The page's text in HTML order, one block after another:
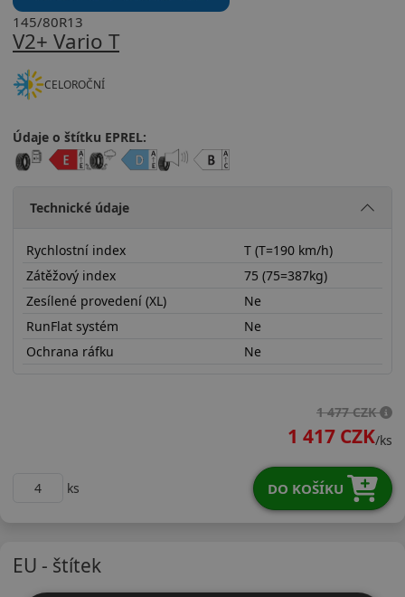
V2+ Vario T
145/80R13
CELOROČNÍ
Údaje o štítku EPREL:
Technické údaje
Rychlostní index
T (T=190 km/h)
Zátěžový index
75 (75=387kg)
Zesílené provedení (XL)
Ne
RunFlat systém
Ne
Ochrana ráfku
Ne
1 477 CZK
1 417 CZK/ks
ks DO KOŠÍKU
EU - štítek